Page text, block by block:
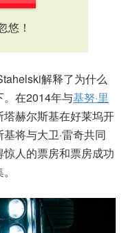
悠！
解释了为什么
。在2014年与基努·里
塔赫尔斯基在好莱坞开
将与大卫·雷奇共同
人的票房和票房成功